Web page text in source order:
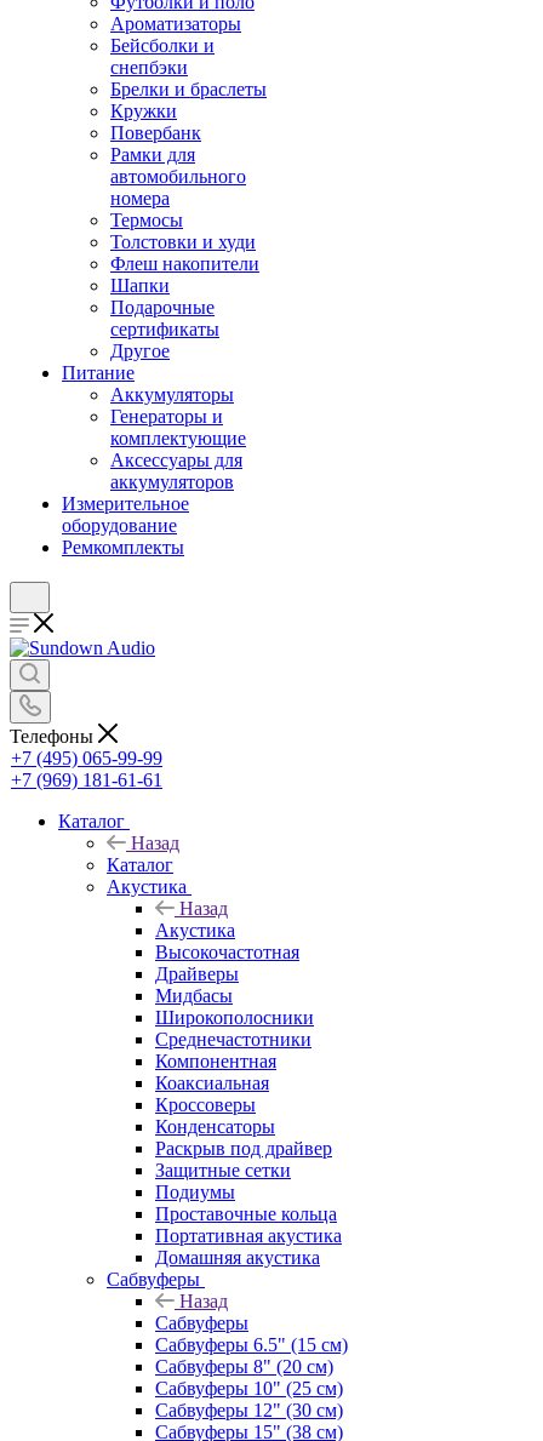
Ароматизаторы
Бейсболки и
снепбэки
Брелки и браслеты
Кружки
Повербанк
Рамки для
автомобильного
номера
Термосы
Толстовки и худи
Флеш накопители
Шапки
Подарочные
сертификаты
Другое
Питание
Аккумуляторы
Генераторы и
комплектующие
Аксессуары для
аккумуляторов
Измерительное
оборудование
Ремкомплекты
Телефоны
+7 (495) 065-99-99
+7 (969) 181-61-61
Каталог
Назад
Каталог
Акустика
Назад
Акустика
Высокочастотная
Драйверы
Мидбасы
Широкополосники
Среднечастотники
Компонентная
Коаксиальная
Кроссоверы
Конденсаторы
Раскрыв под драйвер
Защитные сетки
Подиумы
Проставочные кольца
Портативная акустика
Домашняя акустика
Сабвуферы
Назад
Сабвуферы
Сабвуферы 6.5" (15 см)
Сабвуферы 8" (20 см)
Сабвуферы 10" (25 см)
Сабвуферы 12" (30 см)
Сабвуферы 15" (38 см)